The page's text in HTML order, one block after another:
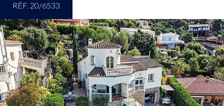
RÉF. 20/6533